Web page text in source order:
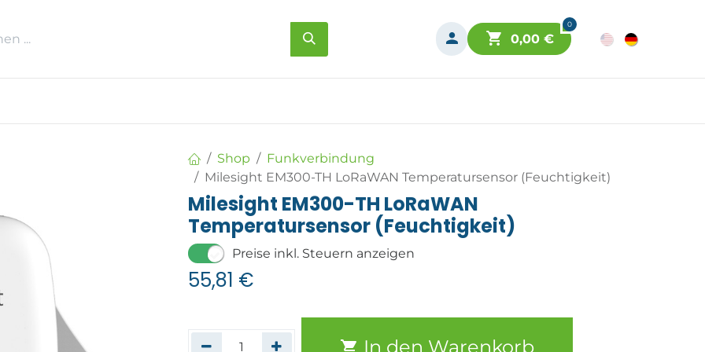
0
0,00€
Shop
Funkverbindung
Milesight EM300-TH LoRaWAN Temperatursensor (Feuchtigkeit)
Milesight EM300-TH LoRaWAN
Temperatursensor (Feuchtigkeit)
Preise inkl. Steuern anzeigen
55,81 €
In den Warenkorb